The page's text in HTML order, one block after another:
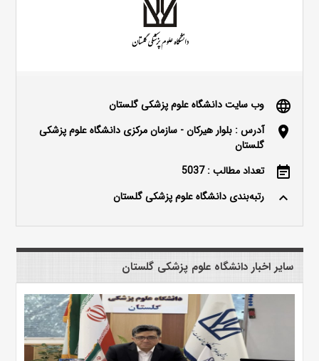
language وب سایت دانشگاه علوم پزشکی گلستان
location_on
آدرس : بلوار هیرکان - سازمان مرکزی دانشگاه علوم پزشکی
گلستان
event_note تعداد مطالب : 5037
keyboard_arrow_up رتبه‌بندی دانشگاه علوم پزشکی گلستان
سایر اخبار دانشگاه علوم پزشکی گلستان